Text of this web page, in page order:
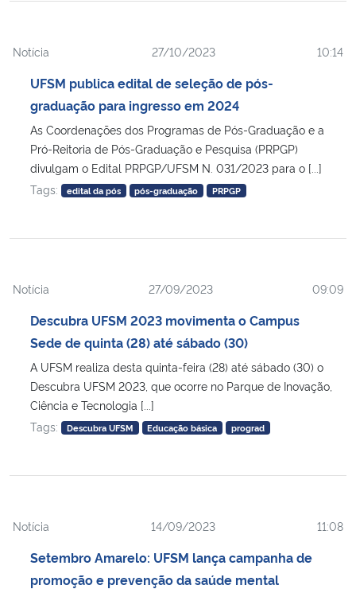
Notícia 27/10/2023 10:14
UFSM publica edital de seleção de pós-
graduação para ingresso em 2024
As Coordenações dos Programas de Pós-Graduação e a
Pró-Reitoria de Pós-Graduação e Pesquisa (PRPGP)
divulgam o Edital PRPGP/UFSM N. 031/2023 para o [...]
Tags:
edital da pós pós-graduação PRPGP
Notícia 27/09/2023 09:09
Descubra UFSM 2023 movimenta o Campus
Sede de quinta (28) até sábado (30)
A UFSM realiza desta quinta-feira (28) até sábado (30) o
Descubra UFSM 2023, que ocorre no Parque de Inovação,
Ciência e Tecnologia [...]
Tags:
Descubra UFSM Educação básica prograd
Notícia 14/09/2023 11:08
Setembro Amarelo: UFSM lança campanha de
promoção e prevenção da saúde mental